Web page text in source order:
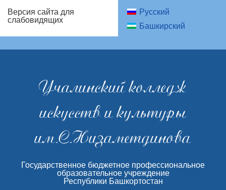
Версия сайта для
слабовидящих
Русский
Башкирский
Учалинский колледж
искусств и культуры
им.С.Низаметдинова
Государственное бюджетное профессиональное
образовательное учреждение
Республики Башкортостан